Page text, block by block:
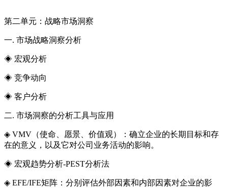
第二单元：战略市场洞察
一. 市场战略洞察分析
◈ 宏观分析
◈ 竞争动向
◈ 客户分析
二. 市场洞察的分析工具与应用
◈ VMV（使命、愿景、价值观）：确立企业的长期目标和存
在的意义，以及它对公司业务活动的影响。
◈ 宏观趋势分析-PEST分析法
◈ EFE/IFE矩阵：分别评估外部因素和内部因素对企业的影